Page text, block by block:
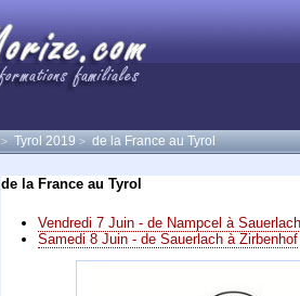
> Tyrol 2019 > de la France au Tyrol
de la France au Tyrol
Vendredi 7 Juin - de Nampcel à Sauerlach
Samedi 8 Juin - de Sauerlach à Zirbenhof